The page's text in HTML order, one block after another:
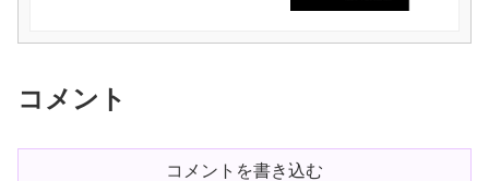
コメント
コメントを書き込む